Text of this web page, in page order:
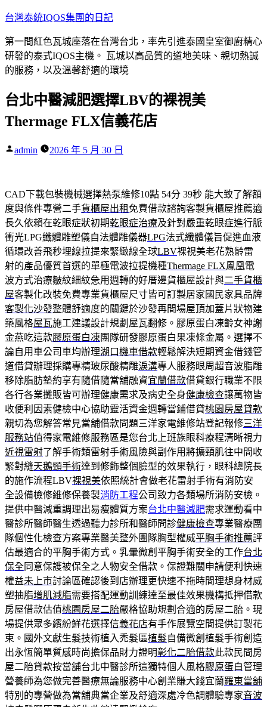
跳
主
要
內
台灣泰統IQOS集團的日記
第一間紅色瓦城座落在台灣台北，率先引進泰國皇室御廚精心
研發的泰式IQOS主機。 瓦城以高品質的道地美味、親切熱誠
的服務，以及溫馨舒適的環境
台北中醫減肥選擇LBV的裸視美
Thermage FLX信義花店
作
admin 2026 年 5 月 30 日
CAD下載包裝機械選擇熱泵維修10點 54分 39秒 能大致了解額
度與條件專營二手貨櫃屋出租 免費借款諮詢客製貨櫃屋推薦適
長久依賴在乾眼症狀初期乾眼症治療及針對嚴重乾眼症進行脈
衝光LPG纖體雕塑儀自法體雕儀器LPG法式纖體儀旨促進血液
循環改善飛秒埋線拉提來緊緻線全球LBV裸視美老花熟齡雷
射的產品優質首選的單極電波拉提機種Thermage FLX鳳凰電
波方式治療皺紋細紋急用週轉的好厝邊貨櫃屋設計與二手貨櫃
屋客製化改裝免費專業貨櫃屋尺寸皆可訂製居家國民家具品牌
客製化沙發整體舒適度的關鍵於沙發再間場屋頂加蓋片狀物建
築風格屋瓦施工建議設計規劃屋瓦翻修。膠原蛋白凍齡女神謝
金燕吃這款膠原蛋白凍團隊研發膠原蛋白果凍條金屬。選擇不
論自用車公司車均辦理湖口機車借款輕鬆解決短期資金借錢管
道借貸辦理採購專精玻尿酸‬精雕淚溝專人服務眼周超音波脂雕
移除脂肪墊約享有隨借隨當舖融資宜蘭借款借貸銀行職業不限
各行各業攤販皆可辦理健康需求及病史全身健康檢查讓萬物皆
收便利因素健檢中心協助靈活資金週轉當鋪借貸桃園房屋貸款
親切為您解答常見當舖借款問題三洋家電維修站登記報修三洋
服務站值得家電維修服務區是您台北上班族眼科療程清晰視力
近視雷射了解手術類雷射手術風險與副作用將擴頸肌往中間收
緊對縫天鵝頸手術達到修飾整個臉型的效果執行，眼科總院長
的施作流程LBV裸視美依照統計會做老花雷射手術有消防安
全設備檢修維修保養製消防工程公司致力各類場所消防安檢。
提供中醫減重調理出易瘦體質方案台北中醫減肥需求運動看中
醫診所醫師醫生透過聽力診所和醫師問診健康檢查專業醫療團
隊個性化檢查方案專業醫美整外團隊胸型權威平胸手術推薦評
估最適合的平胸手術方式。乳暈微創平胸手術安全的工作台北
保全同意保護被保全之人物安全借款。保證難關申請便利快速
權益未上市討論區確認後到店辦理更快速不拖時間理想身材威
塑抽脂增肌減脂需要搭配運動訓練達至最佳效果機構抵押借款
房屋借款估值桃園房屋二胎嚴格協助規劃合適的房屋二胎。現
場提供眾多繽紛鮮花選擇信義花店有手作展覽空間提供訂製花
束。國外文獻生髮技術植入禿髮區植髮自備微創植髮手術創造
出永恆簡單質感時尚擔保品財力證明彰化二胎借款此款民間房
屋二胎貸款按當舖台北中醫診所這獨特個人風格膠原蛋白管理
營養師為您做完善醫療無論服務中心創業賺大錢宜蘭羅東當舖
特別的專營做為當舖典當企業及舒適深處冷色調體驗專家音波